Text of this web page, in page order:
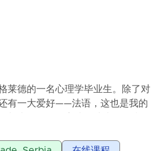
莱德的一名心理学毕业生。除了对
有一大爱好——法语，这也是我的
长大，在那里完成了从小到19岁的
书写和理解经验。作为一名心理学